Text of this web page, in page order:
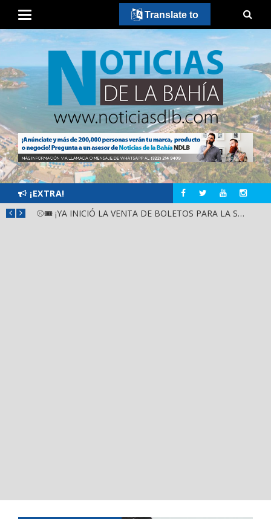
¡EXTRA!
⚾🎟️ ¡YA INICIÓ LA VENTA DE BOLETOS PARA LA SERIE DEL CARIBE KIDS NAYARIT 2026!
Translate to